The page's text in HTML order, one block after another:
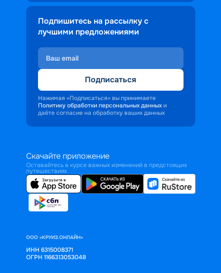
Подпишитесь на рассылку с
лучшими предложениями
Подписаться
Нажимая «Подписаться» вы принимаете
Политику обработки персональных данных и
даёте согласие на обработку ваших данных
Скачайте приложение
Оставайтесь в курсе важных изменений в предстоящих
путешествиях
ООО «КРУИЗ.ОНЛАЙН»
ИНН 6315008371
ОГРН 1166313053048